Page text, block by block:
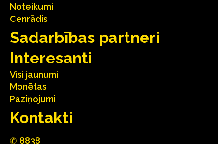
Noteikumi
Cenrādis
Sadarbības partneri
Interesanti
Visi jaunumi
Monētas
Paziņojumi
Kontakti
8838